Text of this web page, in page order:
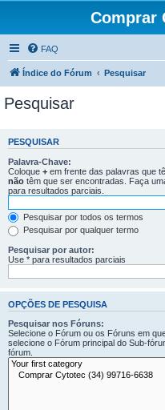
Comprar
FAQ
Índice do Fórum Pesquisar
Pesquisar
PESQUISAR
Palavra-Chave:
Coloque + em frente das palavras que
não têm que ser encontradas. Faça
para resultados parciais.
Pesquisar por todos os termos
Pesquisar por qualquer termo
Pesquisar por autor:
Use * para resultados parciais
OPÇÕES DE PESQUISA
Pesquisar nos Fóruns:
Selecione o Fórum ou os Fóruns em
selecione o Fórum principal do Sub-
fórum.